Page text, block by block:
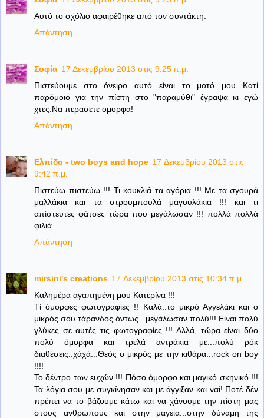
Αυτό το σχόλιο αφαιρέθηκε από τον συντάκτη.
Απάντηση
Σοφία 17 Δεκεμβρίου 2013 στις 9:25 π.μ.
Πιστεύουμε στο όνειρο...αυτό είναι το μοτό μου...Κατί
παρόμοιο για την πίστη στο "παραμύθι" έγραψα κι εγώ
χτες.Να περασετε ομορφα!
Απάντηση
Ελπίδα - two boys and hope 17 Δεκεμβρίου 2013 στις
9:42 π.μ.
Πιστεύω πιστεύω !!! Τι κουκλιά τα αγόρια !!! Με τα σγουρά
μαλλάκια και τα στρουμπουλά μαγουλάκια !!! και τι
απίστευτες φάτσες τώρα που μεγάλωσαν !!! πολλά πολλά
φιλιά
Απάντηση
mirsini's creations 17 Δεκεμβρίου 2013 στις 10:34 π.μ.
Καλημέρα αγαπημένη μου Κατερίνα !!!
Τί όμορφες φωτογραφίες !! Καλά..το μικρό Αγγελάκι και ο
μικρός σου τάρανδος όντως...μεγάλωσαν πολύ!!! Είναι πολύ
γλύκες σε αυτές τις φωτογραφίες !!! Αλλά, τώρα είναι δύο
πολύ όμορφα και τρελά αντράκια με...πολύ ρόκ
διαθέσεις..χάχά...Θεός ο μικρός με την κιθάρα...rock on boy
!!!!
Το δέντρο των ευχών !!! Πόσο όμορφο και μαγικό σκηνικό !!!
Τα λόγια σου με συγκίνησαν και με άγγιξαν και ναί! Ποτέ δέν
πρέπει να το βάζουμε κάτω και να χάνουμε την πίστη μας
στους ανθρώπους και στην μαγεία...στην δύναμη της